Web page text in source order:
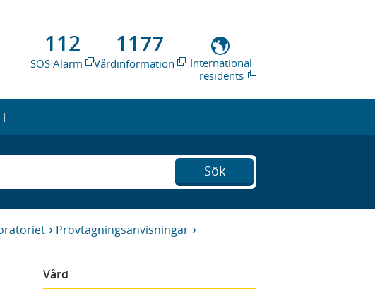
112
SOS Alarm
1177
Vårdinformation
International
residents
Sök
Provtagningsanvisningar
Vård